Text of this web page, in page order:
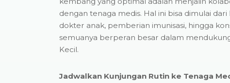
dengan tenaga medis. Hal ini bisa dimulai
dokter anak, pemberian imunisasi, hingga
semuanya berperan besar dalam
Kecil.
Jadwalkan Kunjungan Rutin ke Tenaga